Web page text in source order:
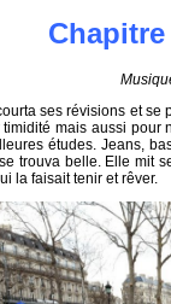
ses révisions et
timidité mais aussi
études. Jeans,
trouva belle. Elle mit
la faisait tenir et rêver.